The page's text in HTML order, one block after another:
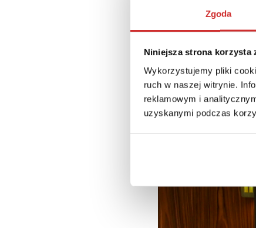
Zgoda
Niniejsza strona korzysta
Wykorzystujemy pliki
ruch w naszej witrynie.
reklamowym i
uzyskanymi podczas
stowarzyszenia non-